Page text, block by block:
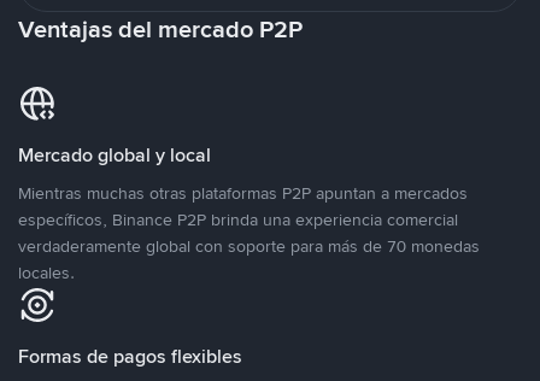
Ventajas del mercado P2P
Mercado global y local
Mientras muchas otras plataformas P2P apuntan a mercados
específicos, Binance P2P brinda una experiencia comercial
verdaderamente global con soporte para más de 70 monedas
locales.
Formas de pagos flexibles